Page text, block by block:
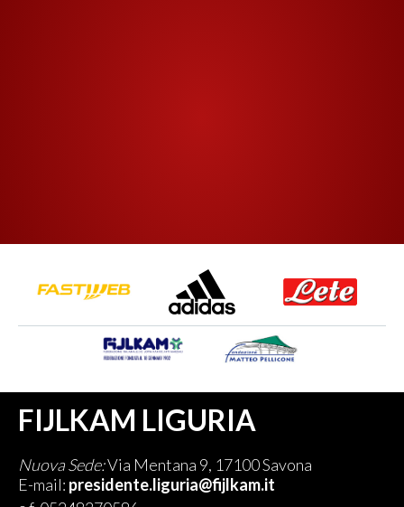
FIJLKAM LIGURIA
Nuova Sede:Via Mentana 9, 17100 Savona
E-mail: presidente.liguria@fijlkam.it